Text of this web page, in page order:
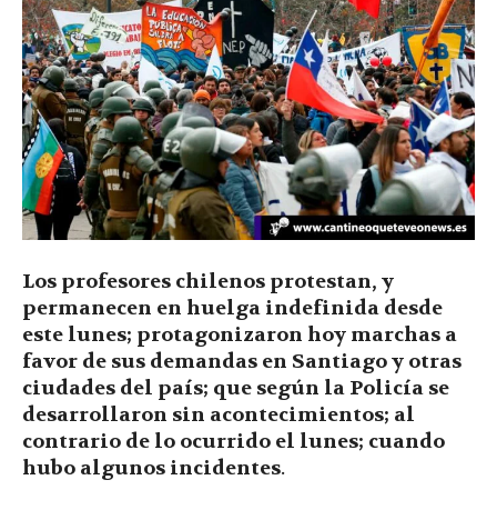
Hora
|
Los profesores chilenos protestan, y
permanecen en huelga indefinida desde
este lunes; protagonizaron hoy marchas a
favor de sus demandas en Santiago y otras
ciudades del país; que según la Policía se
desarrollaron sin acontecimientos; al
contrario de lo ocurrido el lunes; cuando
hubo algunos incidentes.